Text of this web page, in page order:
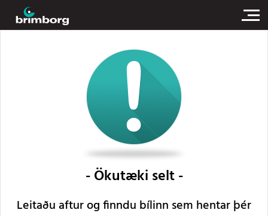
Ökutæki selt
Leitaðu aftur og finndu bílinn sem hentar þér